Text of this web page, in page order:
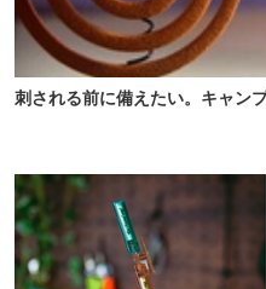
刺される前に備えたい。キャン